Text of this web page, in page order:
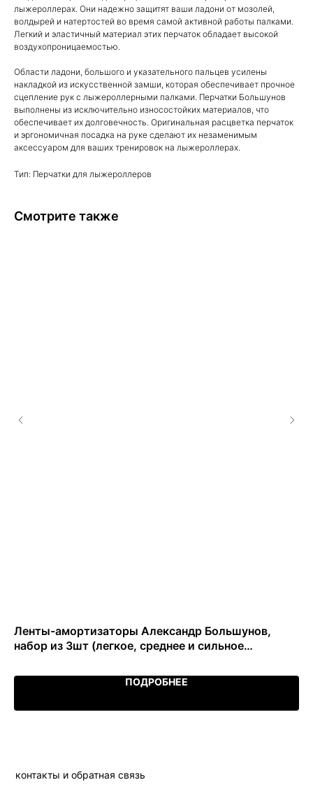
лыжероллерах. Они надежно защитят ваши ладони от мозолей,
волдырей и натертостей во время самой активной работы палками.
Легкий и эластичный материал этих перчаток обладает высокой
воздухопроницаемостью.
Области ладони, большого и указательного пальцев усилены
накладкой из искусственной замши, которая обеспечивает прочное
сцепление рук с лыжероллерными палками. Перчатки Большунов
выполнены из исключительно износостойких материалов, что
обеспечивает их долговечность. Оригинальная расцветка перчаток
и эргономичная посадка на руке сделают их незаменимым
аксессуаром для ваших тренировок на лыжероллерах.
Тип: Перчатки для лыжероллеров
Смотрите также
Ленты-амортизаторы Александр Большунов,
набор из 3шт (легкое, среднее и сильное
ПОДРОБНЕЕ
контакты и обратная связь